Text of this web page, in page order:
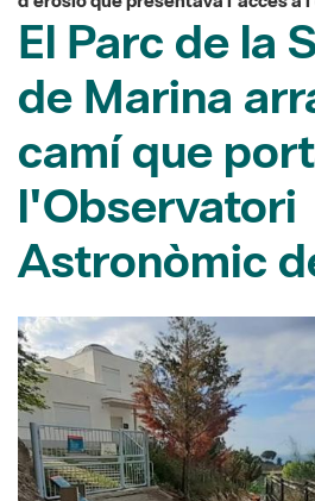
camí que
l'Observatori
Astronòmic